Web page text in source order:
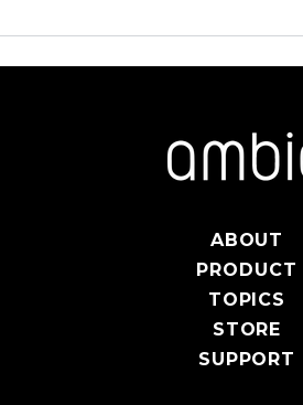
ABOUT
PRODUCT
TOPICS
STORE
SUPPORT